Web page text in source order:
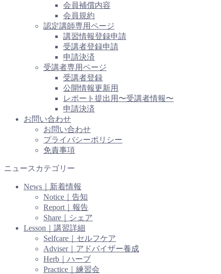
会員補償内容
会員規約
認定講師専用ページ
講習情報登録申請
受講者登録申請
申請決済
受講者専用ページ
受講者登録
公開情報更新用
レポート提出用〜受講者情報〜
申請決済
お問い合わせ
お問い合わせ
プライバシーポリシー
免責事項
ニュースカテゴリー
News｜新着情報
Notice｜告知
Report｜報告
Share｜シェア
Lesson｜講習詳細
Selfcare｜セルフケア
Adviser｜アドバイザー養成
Herb｜ハーブ
Practice｜練習会